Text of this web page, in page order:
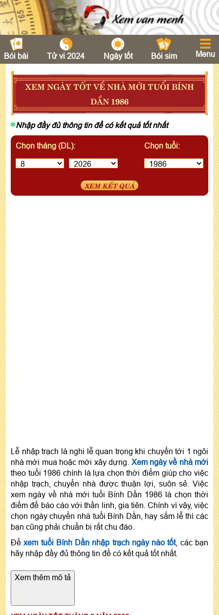
Bói bài Tử vi 2024 Ngày tốt Bói sim Menu
XEM NGÀY TỐT VỀ NHÀ MỚI TUỔI BÍNH
DẦN 1986
Nhập đầy đủ thông tin để có kết quả tốt nhất
Chọn tháng (DL): Chọn tuổi:
XEM KẾT QUẢ
Lễ nhập trạch là nghi lễ quan trọng khi chuyển tới 1 ngôi
nhà mới mua hoặc mới xây dựng. Xem ngày về nhà mới
theo tuổi 1986 chính là lựa chọn thời điểm giúp cho việc
nhập trạch, chuyển nhà được thuận lợi, suôn sẻ. Việc
xem ngày về nhà mới tuổi Bính Dần 1986 là chọn thời
điểm để báo cáo với thần linh, gia tiên. Chính vì vậy, việc
chọn ngày chuyển nhà tuổi Bính Dần, hay sắm lễ thì các
bạn cũng phải chuẩn bị rất chu đáo.
Đểxem tuổi Bính Dần nhập trạch ngày nào tốt, các bạn
hãy nhập đầy đủ thông tin để có kết quả tốt nhất.
Xem thêm mô tả